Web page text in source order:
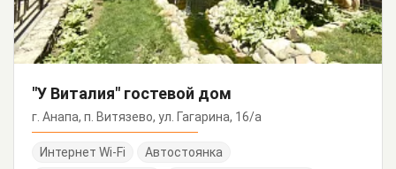
"У Виталия" гостевой дом
г. Анапа, п. Витязево, ул. Гагарина, 16/а
Интернет Wi-Fi
Автостоянка